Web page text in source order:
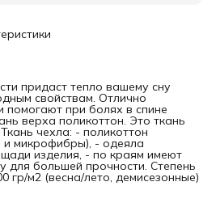
придаст тепло вашему сну
свойствам. Отлично
помогают при болях в спине
верха поликоттон. Это ткань
чехла: - поликоттон
и микрофибры), - одеяла
изделия, - по краям имеют
для большей прочности. Степень
гр/м2 (весна/лето, демисезонные)